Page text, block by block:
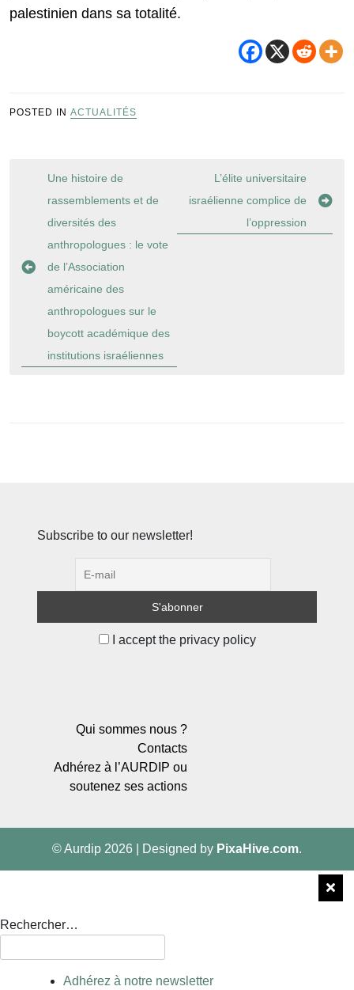
palestinien dans sa totalité.
POSTED IN ACTUALITÉS
Navigation
l’article
Une histoire de
rassemblements et de
diversités des
anthropologues : le vote
de l’Association
américaine des
anthropologues sur le
boycott académique des
institutions israéliennes
L’élite universitaire
israélienne complice de
l’oppression
Subscribe to our newsletter!
I accept the privacy policy
Qui sommes nous ?
Contacts
Adhérez à l’AURDIP ou
soutenez ses actions
© Aurdip 2026 Designed by PixaHive.com.
Rechercher…
Adhérez à notre newsletter